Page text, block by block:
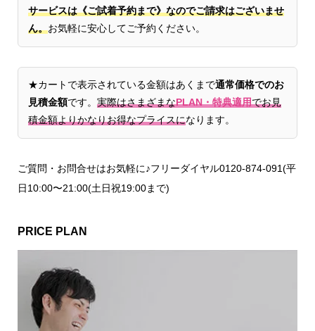
サービスは《ご試着予約まで》なのでご請求はございませ
ん。お気軽に安心してご予約ください。
★カートで表示されている金額はあくまで通常価格でのお
見積金額です。 実際はさまざまなPLAN・特典適用でお見
積金額よりかなりお得なプライスになります。
ご質問・お問合せはお気軽に♪フリーダイヤル0120-874-091(平
日10:00〜21:00(土日祝19:00まで)
PRICE PLAN